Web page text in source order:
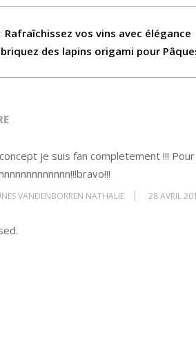
Rafraîchissez vos vins avec élégance
des lapins origami pour
je suis fan completement !!!
VANDENBORREN NATHALIE 28 AVRIL